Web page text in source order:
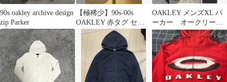
90s oakley archive design
zip Parker
【極稀少】90s-00s
OAKLEY 赤タグ セン
ターロゴ フーディー
OAKLEY メンズXL パ
ーカー オークリー
フルジップ